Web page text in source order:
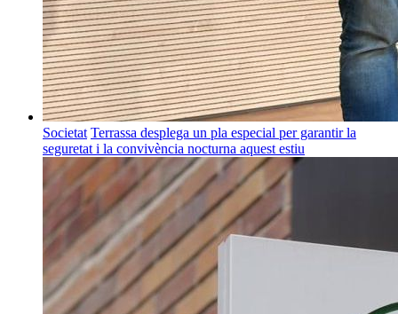
Societat Terrassa desplega un pla especial per garantir la
seguretat i la convivència nocturna aquest estiu